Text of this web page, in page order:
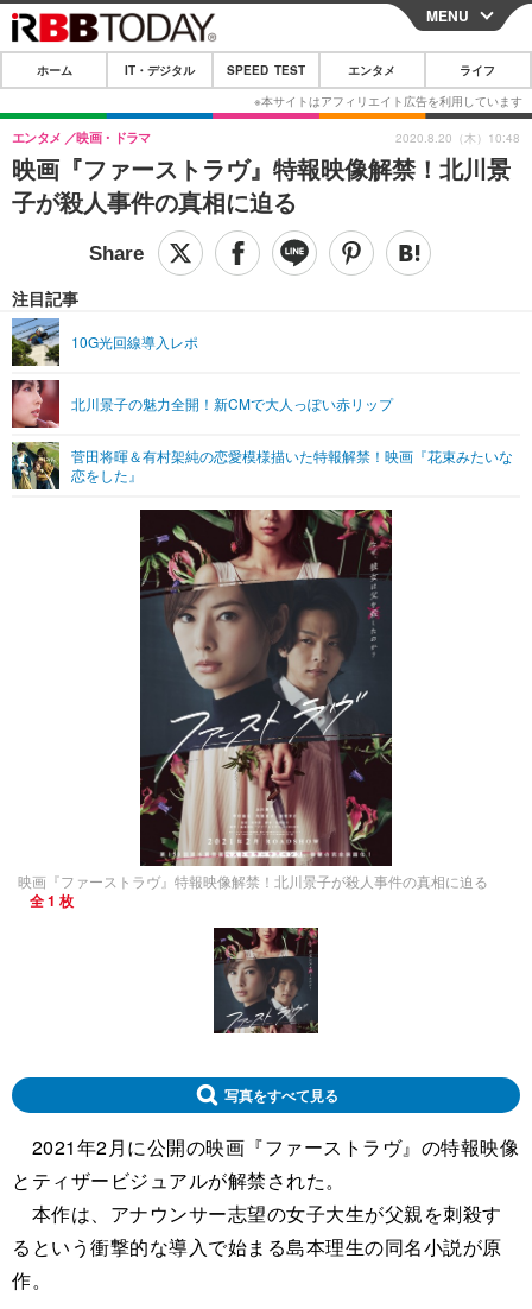
CLOSE
ホーム
IT・デジタル
IT・デジタルTOP スマートフォン
ショッピング その他
SPEED TEST
エンタメTOP 映画・ドラマ
グラビア ブログ
ショッピング その他
ライフTOP
リリース一覧
プッシュ通知の停止方法
MENU
ホーム IT・デジタル SPEED TEST エンタメ ライフ
映画『ファーストラヴ』特報映像解禁！北川景
子が殺人事件の真相に迫る
エンタメ 映画・ドラマ
注目記事
10G光回線導入レポ
北川景子の魅力全開！新CMで大人っぽい赤リップ
菅田将暉＆有村架純の恋愛模様描いた特報解禁！映画『花束みたいな
恋をした』
2020.8.20（木）10:48
映画『ファーストラヴ』特報映像解禁！北川景子が殺人事件の真相に迫る
全 1 枚
写真をすべて見る
2021年2月に公開の映画『ファーストラヴ』の特報映像
とティザービジュアルが解禁された。
本作は、アナウンサー志望の女子大生が父親を刺殺す
るという衝撃的な導入で始まる島本理生の同名小説が原
作。